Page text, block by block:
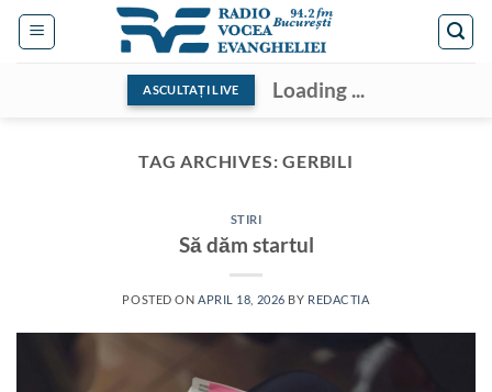
Skip
ASCULTAȚI LIVE Loading ...
TAG ARCHIVES:GERBILI
STIRI
Să dăm startul
POSTED ON APRIL 18, 2026 BY REDACTIA